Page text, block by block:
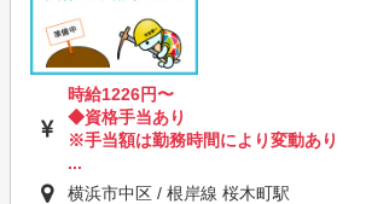
時給1226円〜
◆資格手当あり
※手当額は勤務時間により変動あり
...
横浜市中区 / 根岸線 桜木町駅